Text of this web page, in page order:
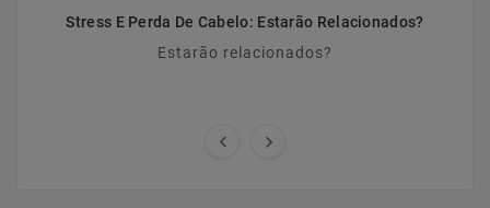
Stress E Perda De Cabelo: Estarão Relacionados?
Estarão relacionados?
 